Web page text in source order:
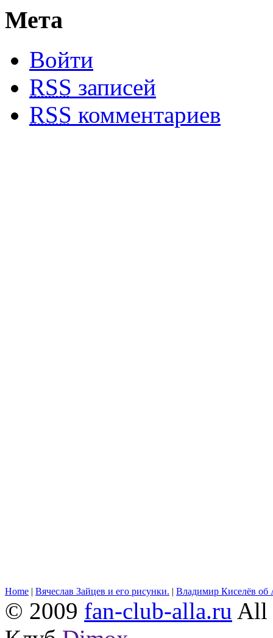
Мета
Войти
RSS записей
RSS комментариев
Home | Вячеслав Зайцев и его рисунки. | Владимир Киселёв об
© 2009 fan-club-alla.ru All